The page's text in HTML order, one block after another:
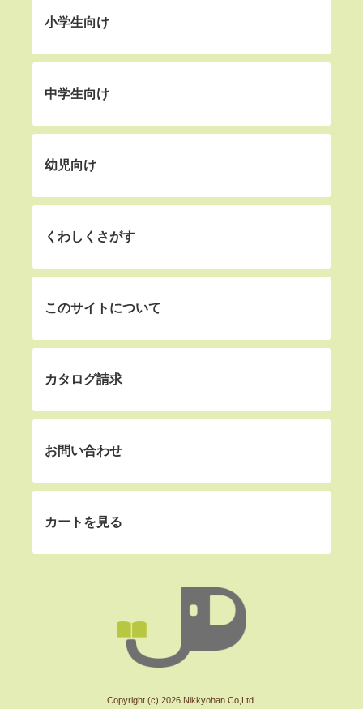
小学生向け
中学生向け
幼児向け
くわしくさがす
このサイトについて
カタログ請求
お問い合わせ
カートを見る
Copyright (c) 2026 Nikkyohan Co,Ltd.